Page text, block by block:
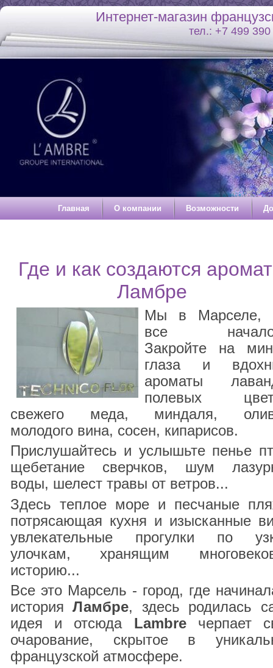
Интернет-магазин
тел.: +7 499
Главная О компании Возможности
Где и как создаются
Ламбре
Мы в Марселе,
все
Закройте на
глаза и
ароматы
полевых
свежего меда, миндаля,
молодого вина, сосен, кипарисов.
Прислушайтесь и услышьте пенье
щебетание сверчков, шум
воды, шелест травы от ветров...
Здесь теплое море и песчаные
потрясающая кухня и изысканные
увлекательные прогулки по
улочкам, хранящим
историю...
Все это Марсель - город, где
историяЛамбре, здесь родилась
идея и отсюда
Lambreчерпает
очарование, скрытое в
французской атмосфере.